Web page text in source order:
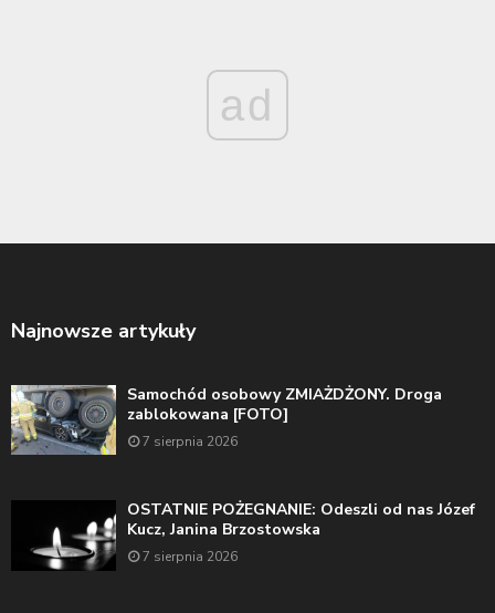
ad
Najnowsze artykuły
Samochód osobowy ZMIAŻDŻONY. Droga
zablokowana [FOTO]
7 sierpnia 2026
OSTATNIE POŻEGNANIE: Odeszli od nas Józef
Kucz, Janina Brzostowska
7 sierpnia 2026